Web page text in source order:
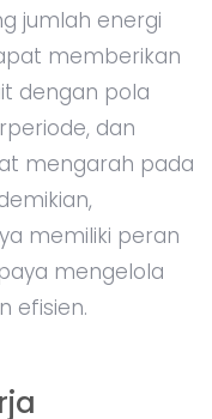
jumlah energi
memberikan
dengan pola
dan
mengarah pada
memiliki peran
mengelola
efisien.